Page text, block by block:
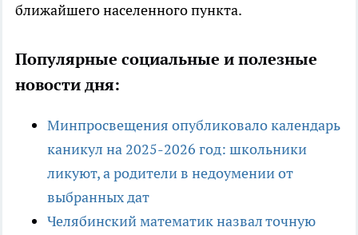
ближайшего населенного пункта.
Популярные социальные и полезные
новости дня:
Минпросвещения опубликовало календарь
каникул на 2025-2026 год: школьники
ликуют, а родители в недоумении от
выбранных дат
Челябинский математик назвал точную